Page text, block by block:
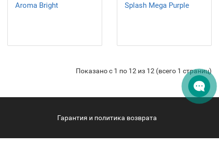
Aroma Bright
Splash Mega Purple
Показано с 1 по 12 из 12 (всего 1 страниц)
Гарантия и политика возврата